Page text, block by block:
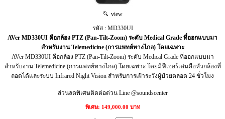
view
รหัส : MD330UI
AVer MD330UI คือกล้อง PTZ (Pan-Tilt-Zoom) ระดับ Medical Grade ที่ออกแบบมา
สำหรับงาน Telemedicine (การแพทย์ทางไกล) โดยเฉพาะ
AVer MD330UI คือกล้อง PTZ (Pan-Tilt-Zoom) ระดับ Medical Grade ที่ออกแบบมา
สำหรับงาน Telemedicine (การแพทย์ทางไกล) โดยเฉพาะ โดยมีฟีเจอร์เด่นคือหัวกล้องที่
ถอดได้และระบบ Infrared Night Vision สำหรับการเฝ้าระวังผู้ป่วยตลอด 24 ชั่วโมง
ส่วนลดพิเศษติดต่อด่วน Line @soundscenter
พิเศษ: 149,000.00 บาท